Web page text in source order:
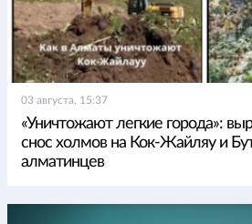
03 августа, 15:37
«Уничтожают легкие города»:
снос холмов на Кок-Жайляу и
алматинцев